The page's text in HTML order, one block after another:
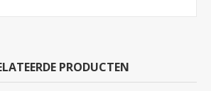
PRODUCTEN